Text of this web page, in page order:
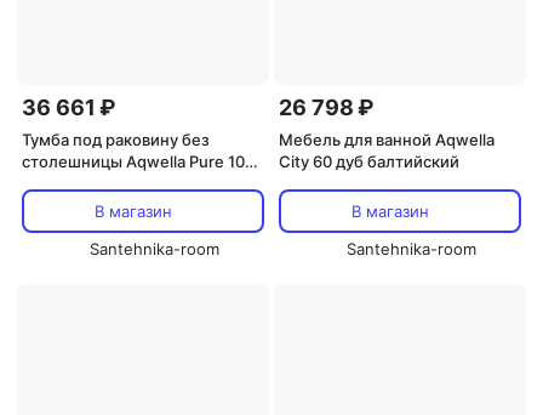
36 661 ₽
Тумба под раковину без
столешницы Aqwella Pure 100
В магазин
Santehnika-room
26 798 ₽
Мебель для ванной Aqwella
City 60 дуб балтийский
В магазин
Santehnika-room